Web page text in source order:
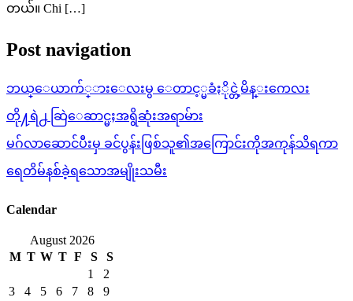
တယ်။ Chi […]
Post navigation
ဘယ္ေယာက်္ားေလးမွ ေတာင့္မခံႏိုင္တဲ့မိန္းကေလး
တို႔ရဲ႕ ဆြဲေဆာင္မႈအရွိဆုံးအရာမ်ား
မဂ်လာဆောင်ပီးမှ ခင်ပွန်းဖြစ်သူ၏အကြောင်းကိုအကုန်သိရကာ
ရေတိမ်နစ်ခဲ့ရသောအမျိုးသမီး
Calendar
August 2026
M T W T F S
S
1
2
3
4 5 6 7 8
9